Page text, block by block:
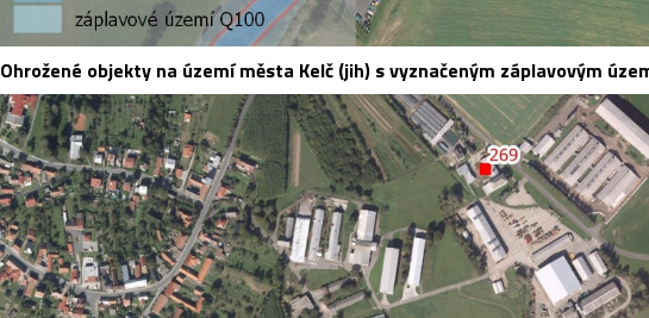
Ohrožené objekty na území města Kelč (jih) s vyznačeným záplavovým